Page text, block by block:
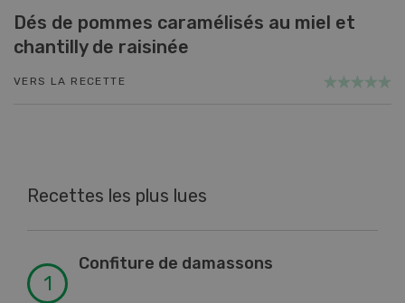
Dés de pommes caramélisés au miel et
chantilly de raisinée
VERS LA RECETTE
Recettes les plus lues
Confiture de damassons